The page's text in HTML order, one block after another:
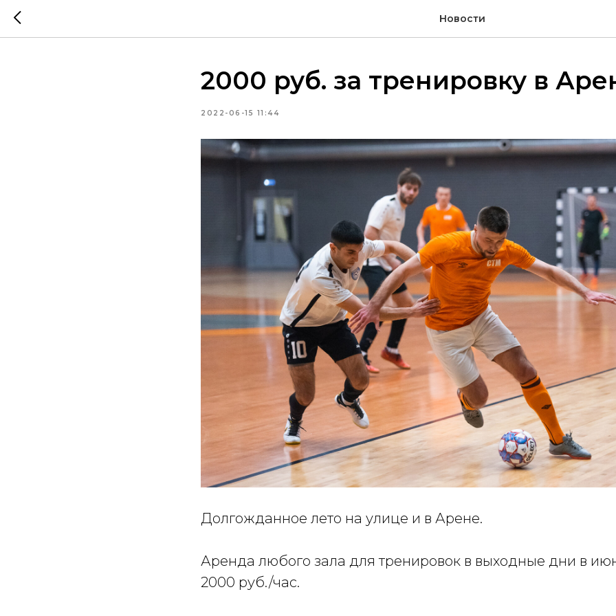
Новости
2000 руб. за тренировку в
2022-06-15 11:44
Долгожданное лето на улице и в Арене.
Аренда любого зала для тренировок в выходные дни в
2000 руб./час.